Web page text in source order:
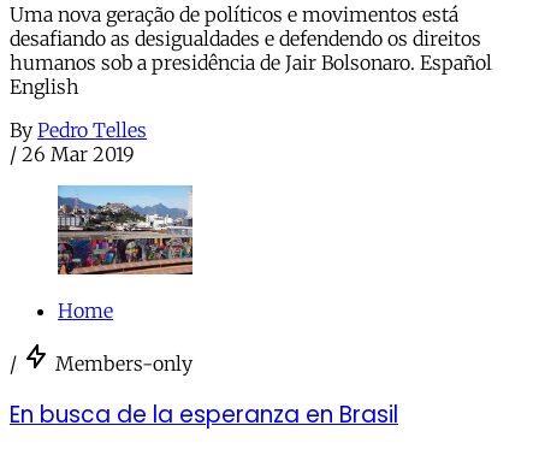
Uma nova geração de políticos e movimentos está
desafiando as desigualdades e defendendo os direitos
humanos sob a presidência de Jair Bolsonaro. Español
English
By Pedro Telles
/ 26 Mar 2019
Home
/ Members-only
En busca de la esperanza en Brasil